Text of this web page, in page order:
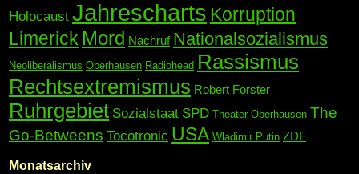
Holocaust Jahrescharts Korruption
Limerick Mord Nachruf Nationalsozialismus
Neoliberalismus Oberhausen Radiohead Rassismus
Rechtsextremismus Robert Forster
Ruhrgebiet Sozialstaat SPD Theater Oberhausen The
Go-Betweens Tocotronic USA Wladimir Putin ZDF
Monatsarchiv